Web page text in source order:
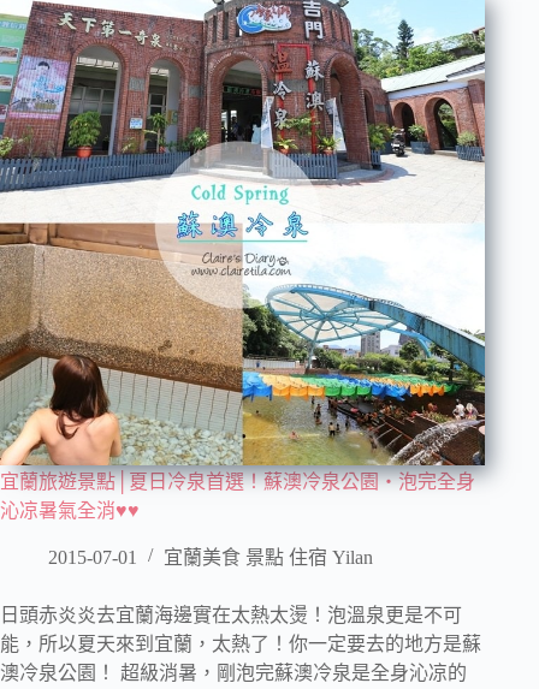
宜蘭旅遊景點│夏日冷泉首選！蘇澳冷泉公園‧泡完全身
沁凉暑氣全消♥♥
2015-07-01 宜蘭美食 景點 住宿 Yilan
日頭赤炎炎去宜蘭海邊實在太熱太燙！泡溫泉更是不可
能，所以夏天來到宜蘭，太熱了！你一定要去的地方是蘇
澳冷泉公園！ 超級消暑，剛泡完蘇澳冷泉是全身沁凉的